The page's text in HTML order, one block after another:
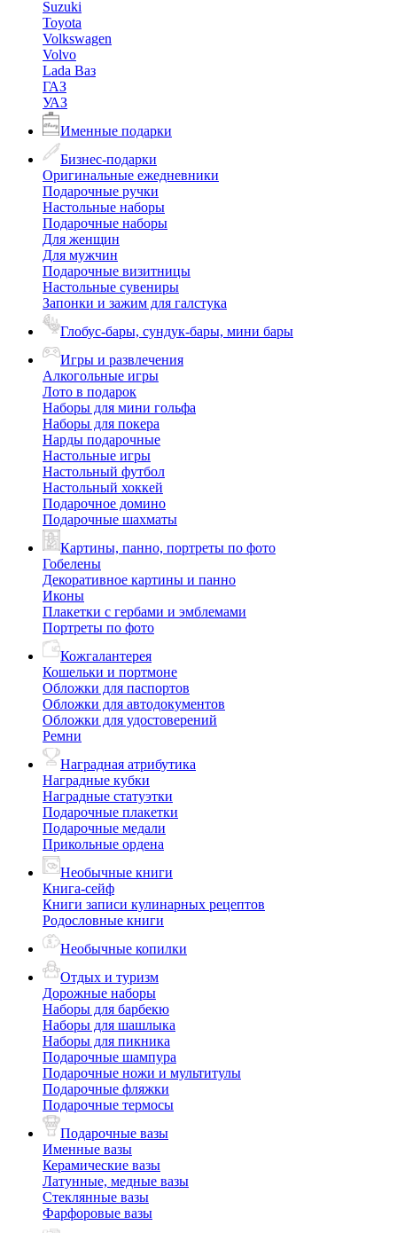
Suzuki
Toyota
Volkswagen
Volvo
Lada Ваз
ГАЗ
УАЗ
Именные подарки
Бизнес-подарки
Оригинальные ежедневники
Подарочные ручки
Настольные наборы
Подарочные наборы
Для женщин
Для мужчин
Подарочные визитницы
Настольные сувениры
Запонки и зажим для галстука
Глобус-бары, сундук-бары, мини бары
Игры и развлечения
Алкогольные игры
Лото в подарок
Наборы для мини гольфа
Наборы для покера
Нарды подарочные
Настольные игры
Настольный футбол
Настольный хоккей
Подарочное домино
Подарочные шахматы
Картины, панно, портреты по фото
Гобелены
Декоративное картины и панно
Иконы
Плакетки с гербами и эмблемами
Портреты по фото
Кожгалантерея
Кошельки и портмоне
Обложки для паспортов
Обложки для автодокументов
Обложки для удостоверений
Ремни
Наградная атрибутика
Наградные кубки
Наградные статуэтки
Подарочные плакетки
Подарочные медали
Прикольные ордена
Необычные книги
Книга-сейф
Книги записи кулинарных рецептов
Родословные книги
Необычные копилки
Отдых и туризм
Дорожные наборы
Наборы для барбекю
Наборы для шашлыка
Наборы для пикника
Подарочные шампура
Подарочные ножи и мультитулы
Подарочные фляжки
Подарочные термосы
Подарочные вазы
Именные вазы
Керамические вазы
Латунные, медные вазы
Стеклянные вазы
Фарфоровые вазы